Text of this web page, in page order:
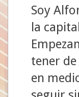
Soy
la
tener
en